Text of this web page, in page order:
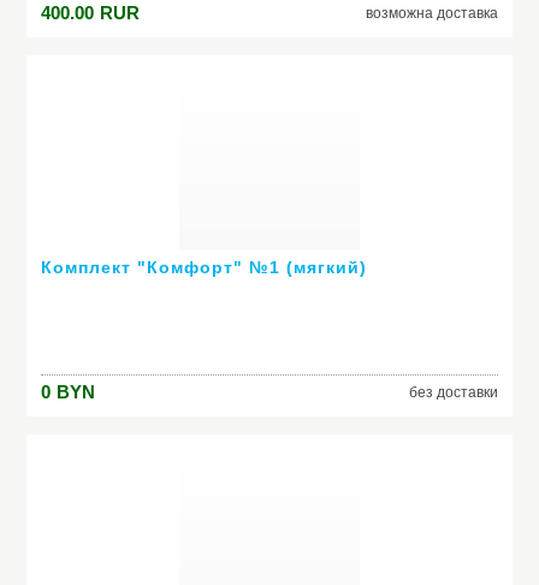
400.00 RUR возможна доставка
Комплект "Комфорт" №1 (мягкий)
0 BYN без доставки